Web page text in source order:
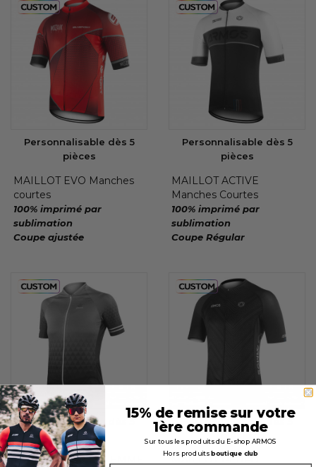
Personnalisable dès 5
pièces
MAILLOT EVO Manches
courtes
100% imprimé par
sublimation
Coupe ajustée
Personnalisable dès 5
pièces
MAILLOT ACTIVE
Manches Courtes
100% imprimé par
sublimation
Coupe Régular
Personnalisable dès 5
pièces
MAILLOT PRIMO FEMME
Personnalisable dès 5
pièces
MAILLOT PERFO
15% de remise sur votre
1ère commande
Sur tous les produits du E-shop ARMOS
Hors produitsboutique club